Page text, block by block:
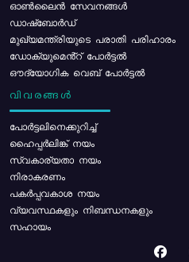
ഓൺലൈൻ സേവനങ്ങൾ
ഡാഷ്ബോർഡ്
മുഖ്യമന്ത്രിയുടെ പരാതി പരിഹാരം
ഡോക്യുമെൻ്റ് പോർട്ടൽ
ഔദ്യോഗിക വെബ് പോർട്ടൽ
വിവരങ്ങൾ
പോര്‍ട്ടലിനെക്കുറിച്ച്
ഹൈപ്പർലിങ്ക് നയം
സ്വകാര്യതാ നയം
നിരാകരണം
പകർപ്പവകാശ നയം
വ്യവസ്ഥകളും നിബന്ധനകളും
സഹായം